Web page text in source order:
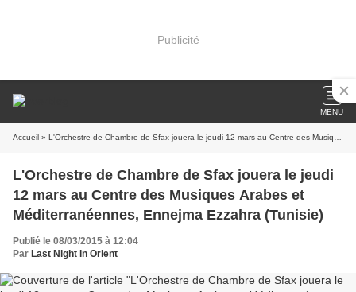
Publicité
MENU
Accueil » L'Orchestre de Chambre de Sfax jouera le jeudi 12 mars au Centre des Musiques Arabes et Méditerranéennes, Ennejma Ezzahra (Tunisie)
L'Orchestre de Chambre de Sfax jouera le jeudi
12 mars au Centre des Musiques Arabes et
Méditerranéennes, Ennejma Ezzahra (Tunisie)
Publié le 08/03/2015 à 12:04
Par Last Night in Orient